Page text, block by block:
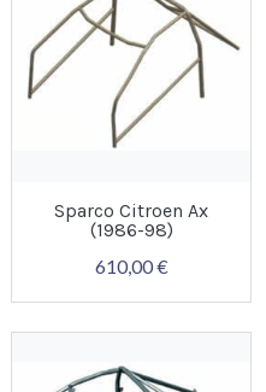
Sparco Citroen Ax
(1986-98)
610,00 €